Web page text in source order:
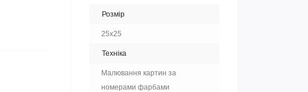
Розмір
25x25
Техніка
Малювання картин за
номерами фарбами